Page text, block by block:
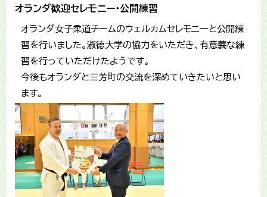
オランダ歓迎セレモニー・公開練習
オランダ女子柔道チームのウェルカムセレモニーと公開練
習を行いました。淑徳大学の協力をいただき、有意義な練
習を行っていただけたようです。
今後もオランダと三芳町の交流を深めていきたいと思い
ます。